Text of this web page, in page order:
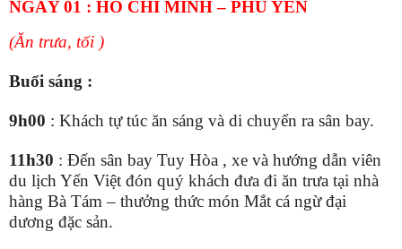
NGÀY 01 : HỒ CHÍ MINH – PHÚ YÊN
(Ăn trưa, tối )
Buổi sáng :
9h00 : Khách tự túc ăn sáng và di chuyển ra sân bay.
11h30 : Đến sân bay Tuy Hòa , xe và hướng dẫn viên
du lịch Yến Việt đón quý khách đưa đi ăn trưa tại nhà
hàng Bà Tám – thưởng thức món Mắt cá ngừ đại
dương đặc sản.